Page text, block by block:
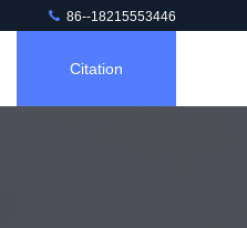
86--18215553446
Citation